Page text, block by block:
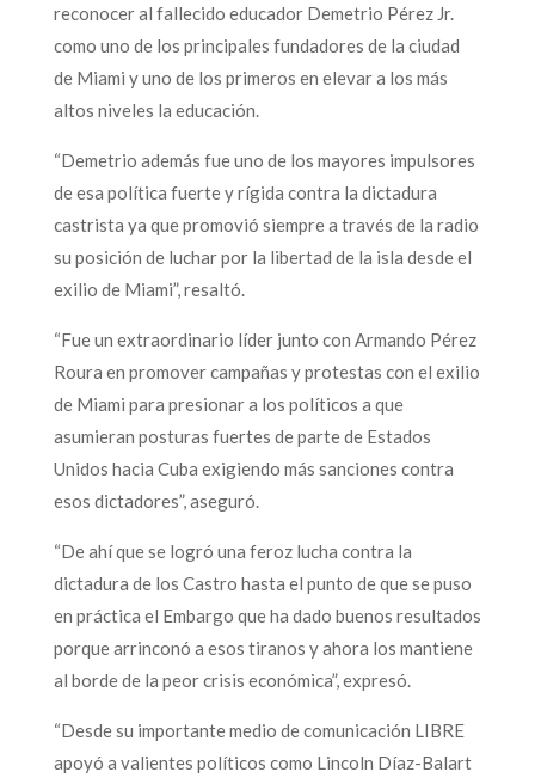
reconocer al fallecido educador Demetrio Pérez Jr.
como uno de los principales fundadores de la ciudad
de Miami y uno de los primeros en elevar a los más
altos niveles la educación.
“Demetrio además fue uno de los mayores impulsores
de esa política fuerte y rígida contra la dictadura
castrista ya que promovió siempre a través de la radio
su posición de luchar por la libertad de la isla desde el
exilio de Miami”, resaltó.
“Fue un extraordinario líder junto con Armando Pérez
Roura en promover campañas y protestas con el exilio
de Miami para presionar a los políticos a que
asumieran posturas fuertes de parte de Estados
Unidos hacia Cuba exigiendo más sanciones contra
esos dictadores”, aseguró.
“De ahí que se logró una feroz lucha contra la
dictadura de los Castro hasta el punto de que se puso
en práctica el Embargo que ha dado buenos resultados
porque arrinconó a esos tiranos y ahora los mantiene
al borde de la peor crisis económica”, expresó.
“Desde su importante medio de comunicación LIBRE
apoyó a valientes políticos como Lincoln Díaz-Balart